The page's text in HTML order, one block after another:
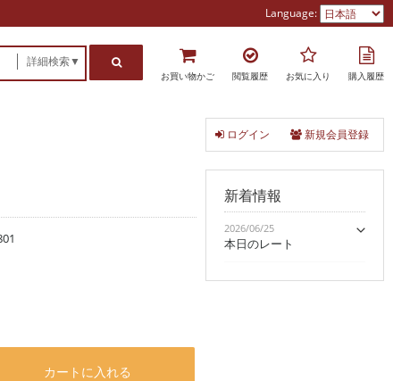
Language:
詳細検索▼
お買い物かご 閲覧履歴 お気に入り 購入履歴
カートに入れる
ログイン 新規会員登録
新着情報
2026/06/25
本日のレート